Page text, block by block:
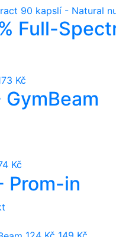
Full-
Kč
Kč
Prom-in